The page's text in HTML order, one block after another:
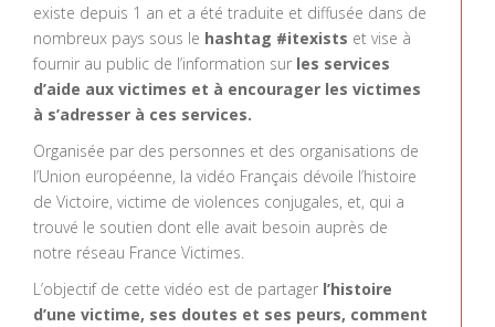
existe depuis 1 an et a été traduite et diffusée dans de
nombreux pays sous le hashtag #itexists et vise à
fournir au public de l’information sur les services
d’aide aux victimes et à encourager les victimes
à s’adresser à ces services.
Organisée par des personnes et des organisations de
l’Union européenne, la vidéo Français dévoile l’histoire
de Victoire, victime de violences conjugales, et, qui a
trouvé le soutien dont elle avait besoin auprès de
notre réseau France Victimes.
L’objectif de cette vidéo est de partager l’histoire
d’une victime, ses doutes et ses peurs, comment